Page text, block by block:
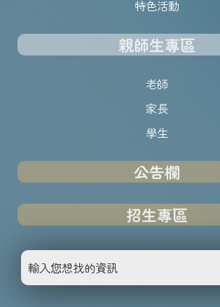
特色活動
親師生專區
老師
家長
學生
公告欄
招生專區